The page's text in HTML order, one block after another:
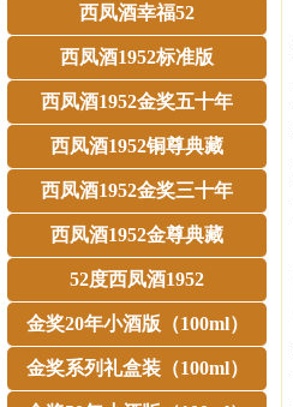
西凤酒幸福52
西凤酒1952标准版
西凤酒1952金奖五十年
西凤酒1952铜尊典藏
西凤酒1952金奖三十年
西凤酒1952金尊典藏
52度西凤酒1952
金奖20年小酒版（100ml）
金奖系列礼盒装（100ml）